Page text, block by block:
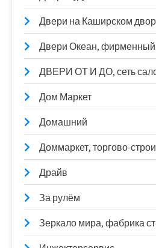
Двери на Каширском
Двери Океан, фирменный
ДВЕРИ ОТ И ДО, сеть
Дом Маркет
Домашний
Доммаркет, торгово-
Драйв
За рулём
Зеркало мира, фабрика